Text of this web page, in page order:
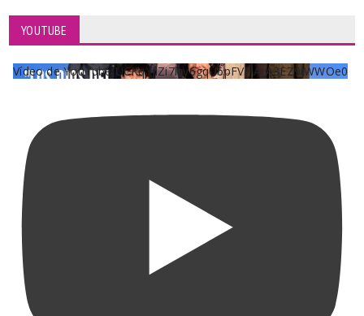
YOUTUBE
Vídeo de YouTube UCKqYjiZi7lzy6gqU6pFVFiA_A3EZ9JWWOe0